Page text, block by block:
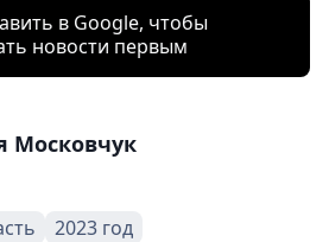
в Google, чтобы
новости первым
Московчук
2023 год